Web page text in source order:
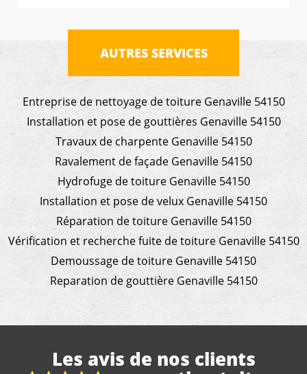
AUTRES SERVICES
Entreprise de nettoyage de toiture Genaville 54150
Installation et pose de gouttières Genaville 54150
Travaux de charpente Genaville 54150
Ravalement de façade Genaville 54150
Hydrofuge de toiture Genaville 54150
Installation et pose de velux Genaville 54150
Réparation de toiture Genaville 54150
Vérification et recherche fuite de toiture Genaville 54150
Demoussage de toiture Genaville 54150
Reparation de gouttière Genaville 54150
Les avis de nos clients